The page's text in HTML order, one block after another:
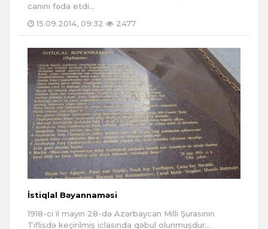
canını fəda etdi...
15.09.2014, 09:32
2477
İstiqlal Bəyannaməsi
1918-ci il mayın 28-də Azərbaycan Milli Şurasının
Tiflisdə keçirilmiş iclasında qəbul olunmuşdur...